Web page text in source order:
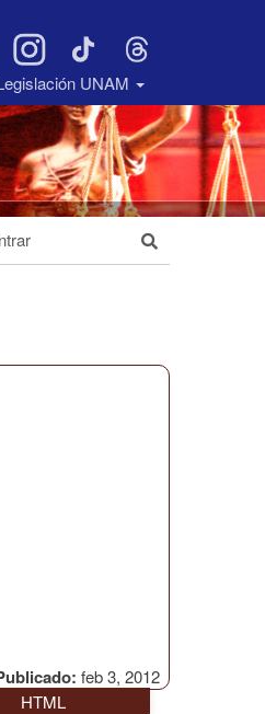
UNAM
feb 3, 2012
HTML